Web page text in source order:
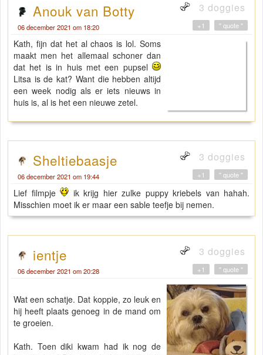
Anouk van Botty 3 doggies
06 december 2021 om 18:20 " quote "
+1
Kath, fijn dat het al chaos is lol. Soms
maakt men het allemaal schoner dan
dat het is in huis met een pupsel
Litsa is de kat? Want die hebben altijd
een week nodig als er iets nieuws in
huis is, al is het een nieuwe zetel.
Sheltiebaasje 3 doggies
06 december 2021 om 19:44 " quote "
+1
Lief filmpje
ik krijg hier zulke puppy kriebels van hahah.
Misschien moet ik er maar een sable teefje bij nemen.
ientje 3 doggies
06 december 2021 om 20:28 " quote "
+1
Wat een schatje. Dat koppie, zo leuk en
hij heeft plaats genoeg in de mand om
te groeien.
Kath. Toen diki kwam had ik nog de